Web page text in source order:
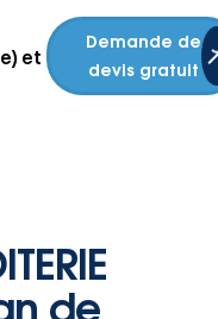
et
Demande de
devis gratuit
de